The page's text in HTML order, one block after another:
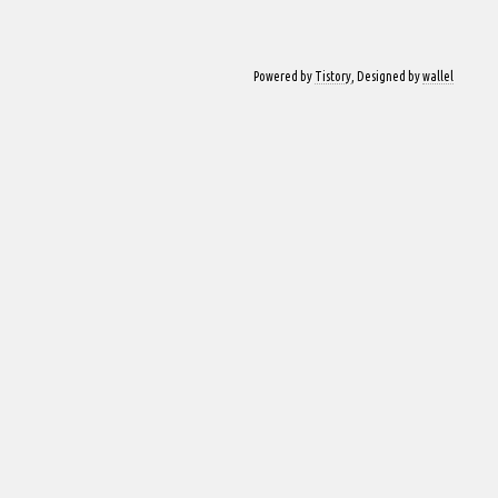
Powered by Tistory , Designed bywallel